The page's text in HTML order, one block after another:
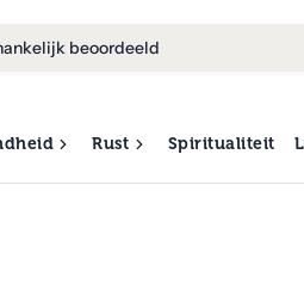
beoordeeld
Rust Spiritualiteit